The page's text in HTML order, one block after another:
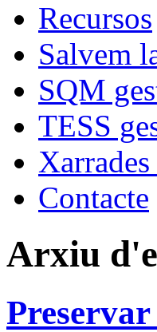
Recursos
Salvem
SQM
TESS
Contacte
Arxiu